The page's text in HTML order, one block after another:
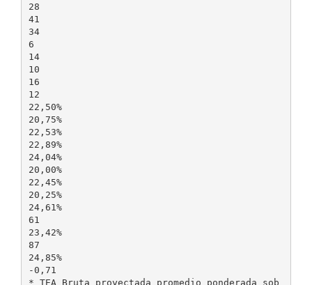
28
41
34
6
14
10
16
12
22,50%
20,75%
22,53%
22,89%
24,04%
20,00%
22,45%
20,25%
24,61%
61
23,42%
87
24,85%
-0,71
* TEA Bruta proyectada promedio ponderada sob